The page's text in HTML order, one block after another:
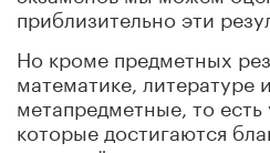
приблизительно эти
Но кроме предметных
математике, литературе
метапредметные, то есть
которые достигаются